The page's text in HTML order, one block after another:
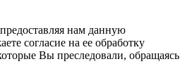
нам данную
согласие на ее обработку
Вы преследовали, обращаясь